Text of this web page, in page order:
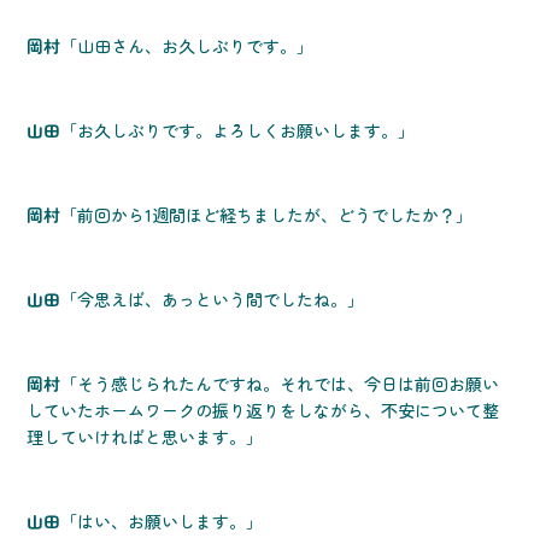
岡村 「山田さん、お久しぶりです。」
山田 「お久しぶりです。よろしくお願いします。」
岡村 「前回から1週間ほど経ちましたが、どうでしたか？」
山田 「今思えば、あっという間でしたね。」
岡村 「そう感じられたんですね。それでは、今日は前回お願い
していたホームワークの振り返りをしながら、不安について整
理していければと思います。」
山田 「はい、お願いします。」